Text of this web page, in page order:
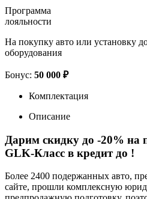
Программа
лояльности
На покупку авто или установку
оборудования
Бонус: 50 000 ₽
Комплектация
Описание
Дарим скидку до -20% на
GLK-Класс в кредит до !
Более 2400 подержанных авто,
сайте, прошли комплексную